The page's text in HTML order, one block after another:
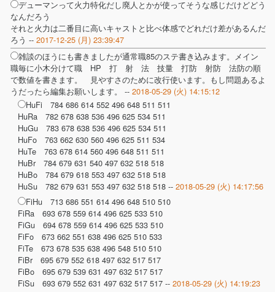
デューマンって火力特化だし廃人とかが使ってそうな感じだけどどう
なんだろう
それと火力は二番目に高いキャストと比べ体感でどれだけ差があるんだ
ろう -- 2017-12-25 (月) 23:39:47
雑談のほうにも書きましたが通常職85のステ書き込みます。メイン
職毎に小木分けて職 HP 打 射 法 技量 打防 射防 法防の順
で数値を書きます。 見やすさのために改行使います。もし問題あるよ
うだったら編集お願いします。 -- 2018-05-29 (火) 14:15:12
HuFi 784 686 614 552 496 648 511 511
HuRa 782 678 638 536 496 625 534 511
HuGu 783 678 638 536 496 625 534 511
HuFo 763 662 630 560 496 625 511 534
HuTe 763 678 614 560 496 648 511 511
HuBr 784 679 631 540 497 632 518 518
HuBo 784 679 618 553 497 632 518 518
HuSu 782 679 631 553 497 632 518 518 -- 2018-05-29 (火) 14:17:56
FiHu 713 686 551 614 496 648 510 510
FiRa 693 678 559 614 496 625 533 510
FiGu 694 678 559 614 496 625 533 510
FiFo 673 662 551 638 496 625 510 533
FiTe 673 678 535 638 496 548 510 510
FiBr 695 679 552 618 497 632 517 517
FiBo 695 679 539 631 497 632 517 517
FiSu 693 679 552 631 497 632 517 517 -- 2018-05-29 (火) 14:19:23